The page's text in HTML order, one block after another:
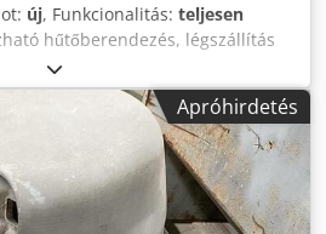
új, Funkcionalitás: teljesen
hűtőberendezés, légszállítás
A-CLIMA 2. Cedjzhtwcspfx
Apróhirdetés